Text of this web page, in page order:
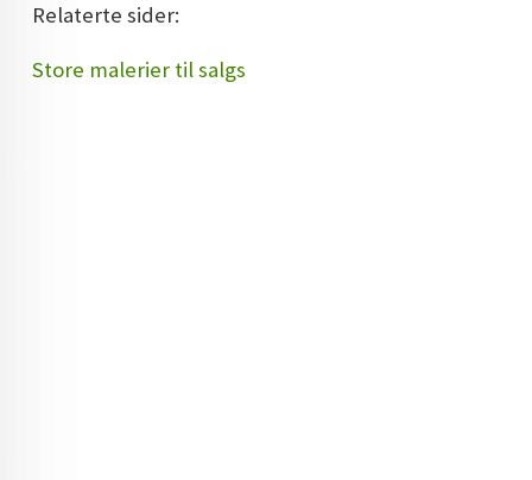
Relaterte sider:
Store malerier til salgs